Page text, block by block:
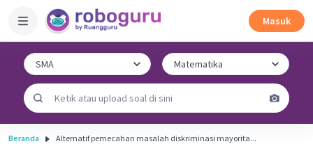
Masuk
Beranda Alternatif pemecahan masalah diskriminasi mayorita...